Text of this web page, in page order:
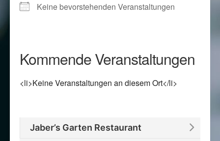
Keine bevorstehenden Veranstaltungen
Kommende Veranstaltungen
<li>Keine Veranstaltungen an diesem Ort</li>
Jaber’s Garten Restaurant